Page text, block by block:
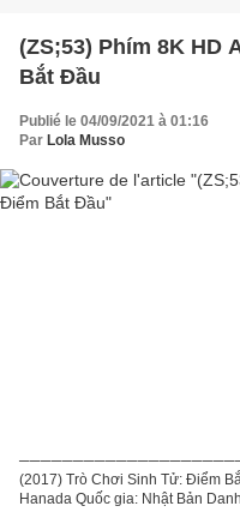
(ZS;53) Phím 8K HD
Bắt Đầu
Publié le 04/09/2021 à 01:16
Par Lola Musso
(2017) Trò Chơi Sinh Tử: Điểm
Hanada Quốc gia: Nhật Bản